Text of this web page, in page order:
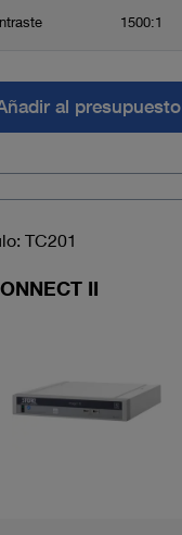
1500:1
al presupuesto
TC201
II